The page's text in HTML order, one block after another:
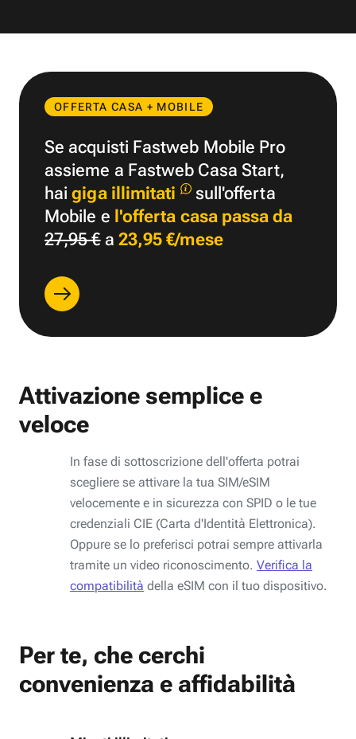
OFFERTA CASA + MOBILE
Se acquisti Fastweb Mobile Pro
assieme a Fastweb Casa Start,
haigiga illimitati
sull'offerta
Mobile e l'offerta casa passa da
27,95 €a 23,95 €/mese
Attivazione semplice e
veloce
In fase di sottoscrizione dell'offerta potrai
scegliere se attivare la tua SIM/eSIM
velocemente e in sicurezza con SPID o le tue
credenziali CIE (Carta d'Identità Elettronica).
Oppure se lo preferisci potrai sempre attivarla
tramite un video riconoscimento. Verifica la
compatibilità della eSIM con il tuo dispositivo.
Per te, che cerchi
convenienza e affidabilità